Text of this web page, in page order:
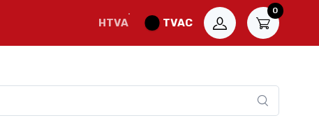
HTVA TVAC
0